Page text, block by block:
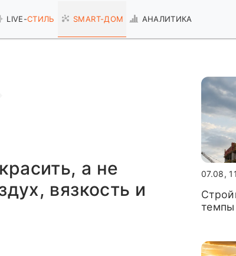
LIVE-СТИЛЬ SMART-ДОМ АНАЛИТИКА
а не
вязкость и
07.08,
темпы